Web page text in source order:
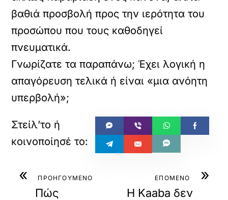
βαθιά προσβολή προς την ιερότητα του
προσώπου που τους καθοδηγεί
πνευματικά.
Γνωρίζατε τα παραπάνω; Έχει λογική η
απαγόρευση τελικά ή είναι «μια ανόητη
υπερβολή»;
« ΠΡΟΗΓΟΥΜΕΝΟ
Πώς
»
ΕΠΟΜΕΝΟ
Η Kaaba δεν